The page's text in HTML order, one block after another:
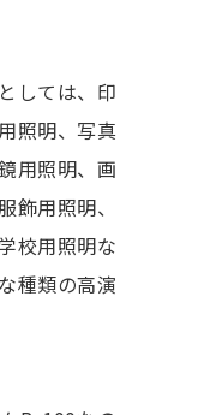
しては、印
照明、写真
用照明、画
飾用照明、
校用照明な
種類の高演